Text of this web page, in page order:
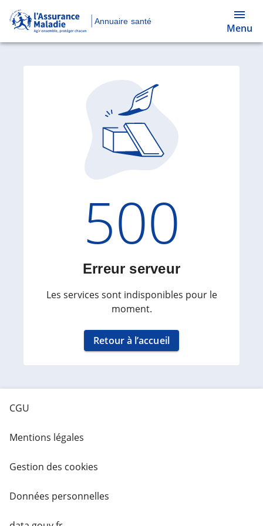
Annuaire santé
Menu
Code
500
Erreur serveur
Les services sont indisponibles pour le
moment.
Retour à l’accueil
CGU
Mentions légales
Gestion des cookies
Données personnelles